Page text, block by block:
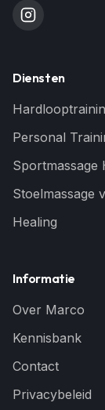
Diensten
Personal
Sportmassage
Stoelmassage
Healing
Informatie
Over Marco
Kennisbank
Contact
Privacybeleid